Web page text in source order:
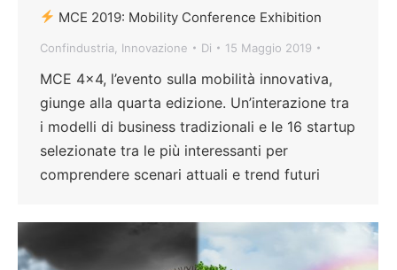
MCE 2019: Mobility Conference Exhibition
Confindustria Innovazione Di 15 Maggio 2019
MCE 4×4, l’evento sulla mobilità innovativa,
giunge alla quarta edizione. Un’interazione tra
i modelli di business tradizionali e le 16 startup
selezionate tra le più interessanti per
comprendere scenari attuali e trend futuri